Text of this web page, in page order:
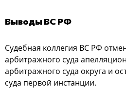
Выводы ВС РФ
Судебная коллегия ВС РФ
арбитражного суда
арбитражного суда округа и
суда первой инстанции.